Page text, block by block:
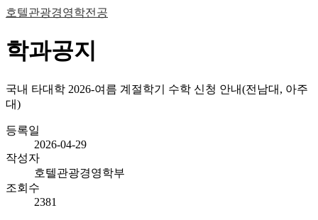
호텔관광경영학전공
학과공지
국내 타대학 2026-여름 계절학기 수학 신청 안내(전남대, 아주
대)
등록일
2026-04-29
작성자
호텔관광경영학부
조회수
2381